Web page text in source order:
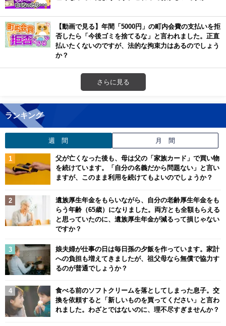
【動画で見る】年間「5000円」の町内会費の支払いを拒
否したら「今後ゴミを捨てるな」と言われました。正直
払いたくないのですが、法的な拘束力はあるのでしょう
か？
さらに見る
ランキング
週 間 月 間
父が亡くなった後も、母は父の「家族カード」で買い物
を続けています。「自分の名義だから問題ない」と言い
ますが、このまま利用を続けてもよいのでしょうか？
遺族厚生年金をもらいながら、自分の老齢厚生年金をも
らう年齢（65歳）になりました。両方とも全額もらえる
と思っていたのに、遺族厚生年金が減るって損じゃない
ですか？
娘夫婦が仕事の日は毎日孫の夕飯を作っています。家計
への負担も増えてきましたが、祖父母なら無償で協力す
るのが普通でしょうか？
食べる前のソフトクリームを落としてしまった息子。交
換を依頼すると「新しいものを買ってください」と言わ
れました。わざとではないのに、理不尽すぎませんか？